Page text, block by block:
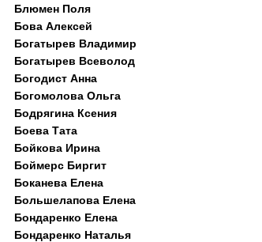
Блюмен Поля
Бова Алексей
Богатырев Владимир
Богатырев Всеволод
Богодист Анна
Богомолова Ольга
Бодрягина Ксения
Боева Тата
Бойкова Ирина
Боймерс Биргит
Боканева Елена
Большелапова Елена
Бондаренко Елена
Бондаренко Наталья